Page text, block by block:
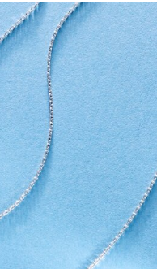
PRIVACY POLICY